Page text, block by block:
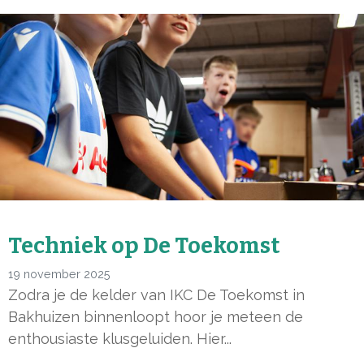
Techniek op De Toekomst
19 november 2025
Zodra je de kelder van IKC De Toekomst in
Bakhuizen binnenloopt hoor je meteen de
enthousiaste klusgeluiden. Hier...